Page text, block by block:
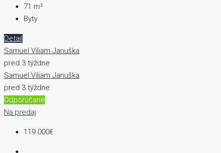
71 m²
Byty
Detail
Samuel Viliam Januška
pred 3 týždne
Samuel Viliam Januška
pred 3 týždne
Odporúčané
Na predaj
119 000€